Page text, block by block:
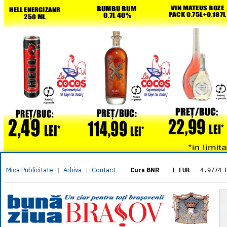
Mica Publicitate | Arhiva | Contact Curs BNR 1 EUR = 4.9774
= 5.8304
1 XAU= 464.4611
1 AED= 1.1933
1 AUD= 2.7957
1 BGN= 2.5449